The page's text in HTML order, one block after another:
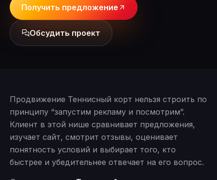
Получить предложение
Обсудить проект
Продвижение Теннисный корт нельзя строить по
принципу “запустим рекламу и посмотрим”.
Клиент в этой нише сравнивает предложения,
изучает сайт, смотрит отзывы, оценивает
понятность условий и выбирает того, кто
быстрее и убедительнее отвечает на его вопрос.